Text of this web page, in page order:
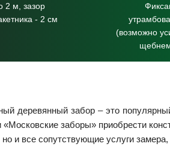
2 м, зазор
- 2 см
(возможно
деревянный забор – это
«Московские заборы» приобрести
но и все сопутствующие услуги